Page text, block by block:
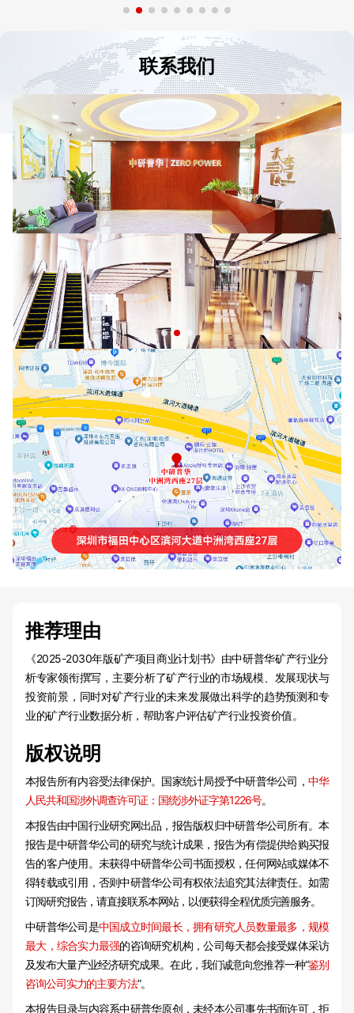
联系我们
推荐理由
《2025-2030年版矿产项目商业计划书》由中研普华矿产行业分
析专家领衔撰写，主要分析了矿产行业的市场规模、发展现状与
投资前景，同时对矿产行业的未来发展做出科学的趋势预测和专
业的矿产行业数据分析，帮助客户评估矿产行业投资价值。
版权说明
本报告所有内容受法律保护。国家统计局授予中研普华公司， 中华
人民共和国涉外调查许可证：国统涉外证字第1226号。
本报告由中国行业研究网出品，报告版权归中研普华公司所有。本
报告是中研普华公司的研究与统计成果，报告为有偿提供给购买报
告的客户使用。未获得中研普华公司书面授权，任何网站或媒体不
得转载或引用，否则中研普华公司有权依法追究其法律责任。如需
订阅研究报告，请直接联系本网站，以便获得全程优质完善服务。
中研普华公司是中国成立时间最长，拥有研究人员数量最多，规模
最大，综合实力最强的咨询研究机构，公司每天都会接受媒体采访
及发布大量产业经济研究成果。在此，我们诚意向您推荐一种“鉴别
咨询公司实力的主要方法”。
本报告目录与内容系中研普华原创，未经本公司事先书面许可，拒